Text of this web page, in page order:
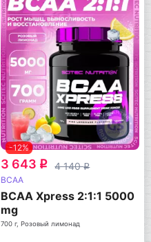
-12%
3 643 q 4 140q
BCAA
BCAA Xpress 2:1:1 5000
mg
700 г, Розовый лимонад